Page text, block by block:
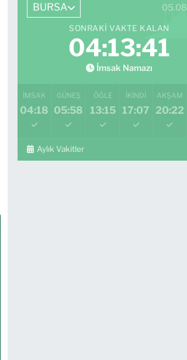
BURSA
SONRAKI VAKTE KALAN
04:13:40
İmsak Namazı
İMSAK
04:18
GÜNEŞ
05:58
ÖĞLE
13:15
İKINDI
17:07
AKŞAM
20:22
Aylık Vakitler